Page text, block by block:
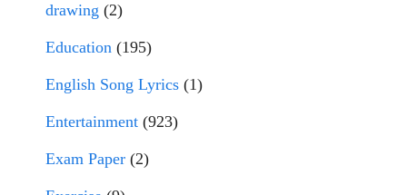
drawing (2)
Education (195)
English Song Lyrics (1)
Entertainment (923)
Exam Paper (2)